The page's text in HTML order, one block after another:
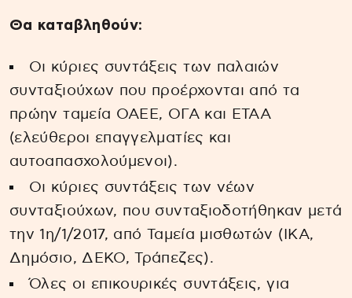
Θα καταβληθούν:
Οι κύριες συντάξεις των παλαιών
συνταξιούχων που προέρχονται από τα
πρώην ταμεία ΟΑΕΕ, ΟΓΑ και ΕΤΑΑ
(ελεύθεροι επαγγελματίες και
αυτοαπασχολούμενοι).
Οι κύριες συντάξεις των νέων
συνταξιούχων, που συνταξιοδοτήθηκαν μετά
την 1η/1/2017, από Ταμεία μισθωτών (ΙΚΑ,
Δημόσιο, ΔΕΚΟ, Τράπεζες).
Όλες οι επικουρικές συντάξεις, για